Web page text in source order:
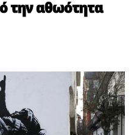
την αθωότητα